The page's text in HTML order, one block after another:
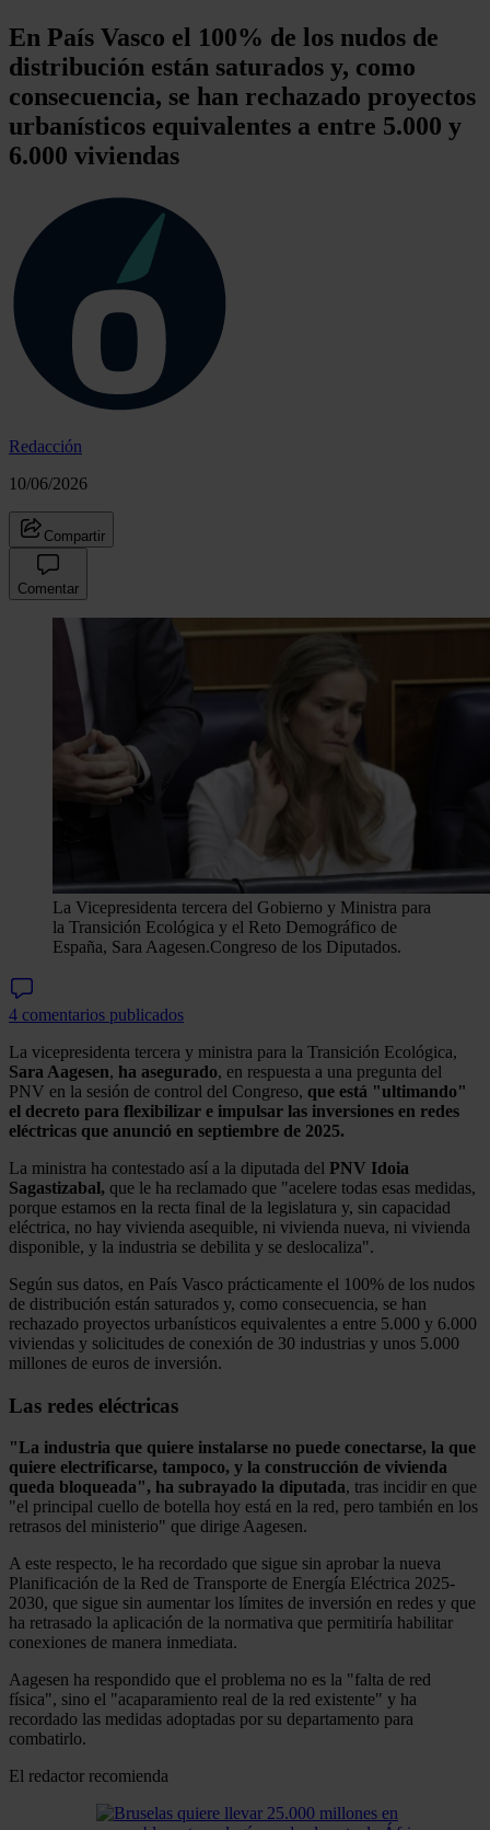
En País Vasco el 100% de los nudos de
distribución están saturados y, como
consecuencia, se han rechazado proyectos
urbanísticos equivalentes a entre 5.000 y
6.000 viviendas
Redacción
10/06/2026
Compartir
Comentar
La Vicepresidenta tercera del Gobierno y Ministra para
la Transición Ecológica y el Reto Demográfico de
España, Sara Aagesen.Congreso de los Diputados.
4 comentarios publicados
La vicepresidenta tercera y ministra para la Transición Ecológica,
Sara Aagesen, ha asegurado, en respuesta a una pregunta del
PNV en la sesión de control del Congreso, que está "ultimando"
el decreto para flexibilizar e impulsar las inversiones en redes
eléctricas que anunció en septiembre de 2025.
La ministra ha contestado así a la diputada del PNV Idoia
Sagastizabal, que le ha reclamado que "acelere todas esas medidas,
porque estamos en la recta final de la legislatura y, sin capacidad
eléctrica, no hay vivienda asequible, ni vivienda nueva, ni vivienda
disponible, y la industria se debilita y se deslocaliza".
Según sus datos, en País Vasco prácticamente el 100% de los nudos
de distribución están saturados y, como consecuencia, se han
rechazado proyectos urbanísticos equivalentes a entre 5.000 y 6.000
viviendas y solicitudes de conexión de 30 industrias y unos 5.000
millones de euros de inversión.
Las redes eléctricas
"La industria que quiere instalarse no puede conectarse, la que
quiere electrificarse, tampoco, y la construcción de vivienda
queda bloqueada", ha subrayado la diputada, tras incidir en que
"el principal cuello de botella hoy está en la red, pero también en los
retrasos del ministerio" que dirige Aagesen.
A este respecto, le ha recordado que sigue sin aprobar la nueva
Planificación de la Red de Transporte de Energía Eléctrica 2025-
2030, que sigue sin aumentar los límites de inversión en redes y que
ha retrasado la aplicación de la normativa que permitiría habilitar
conexiones de manera inmediata.
Aagesen ha respondido que el problema no es la "falta de red
física", sino el "acaparamiento real de la red existente" y ha
recordado las medidas adoptadas por su departamento para
combatirlo.
El redactor recomienda